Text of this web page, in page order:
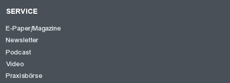
SERVICE
E-Paper/Magazine
Newsletter
Podcast
Video
Praxisbörse